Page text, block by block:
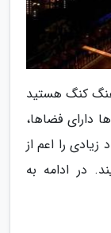
هنگ کنگ هستید
دارای فضاها،
را اعم از
در ادامه به